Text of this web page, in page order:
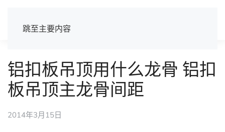
跳至主要内容
铝扣板吊顶用什么龙骨 铝扣
板吊顶主龙骨间距
2014年3月15日